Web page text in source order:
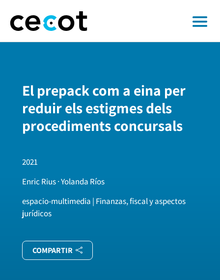
El prepack com a eina per
reduir els estigmes dels
procediments concursals
2021
Enric Rius · Yolanda Ríos
espacio-multimedia | Finanzas, fiscal y aspectos
jurídicos
COMPARTIR